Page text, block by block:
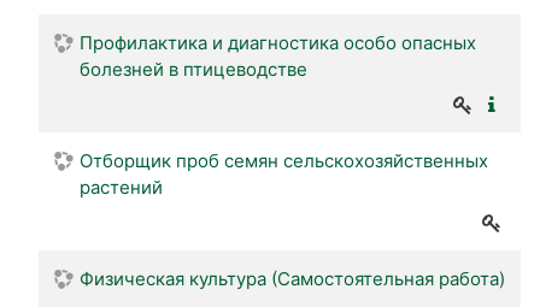
Профилактика и диагностика особо опасных
болезней в птицеводстве
Отборщик проб семян сельскохозяйственных
растений
Физическая культура (Самостоятельная работа)